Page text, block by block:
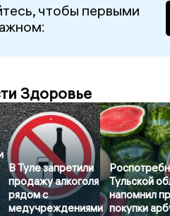
чтобы первыми
Здоровье
В Туле запретили
продажу алкоголя
рядом с
медучреждениями
Тульской
напомнил
покупки